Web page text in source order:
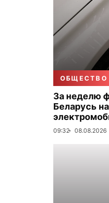
ОБЩЕСТВО
За неделю
Беларусь
09:32 08.08.2026